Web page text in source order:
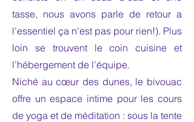
tasse, nous avons parle de retour a
l'essentiel ça n'est pas pour rien!). Plus
loin se trouvent le coin cuisine et
l’hébergement de l’équipe.
Niché au cœur des dunes, le bivouac
offre un espace intime pour les cours
de yoga et de méditation : sous la tente